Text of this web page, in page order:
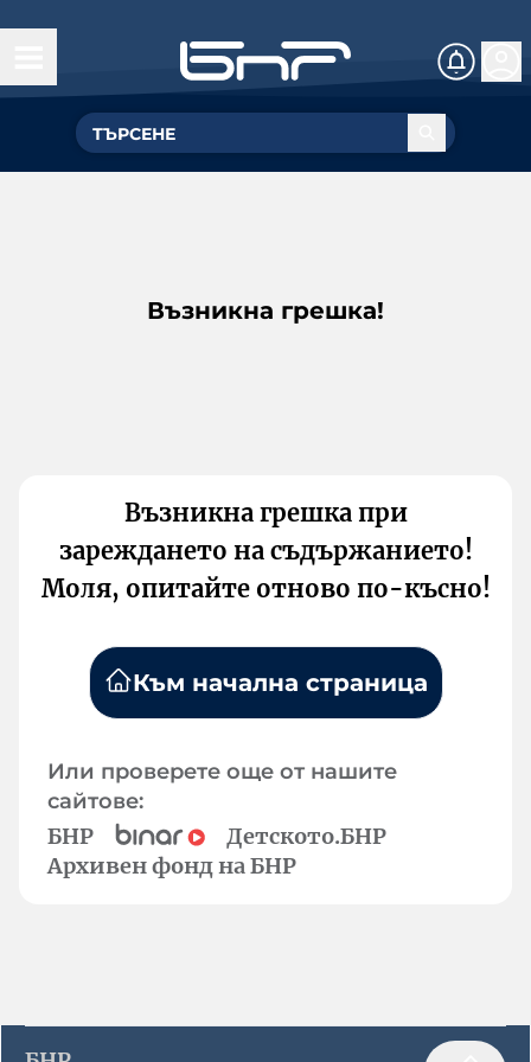
Възникна грешка!
Възникна грешка при
зареждането на съдържанието!
Моля, опитайте отново по-късно!
Към начална страница
Или проверете още от нашите
сайтове:
БНР
Детското.БНР
Архивен фонд на БНР